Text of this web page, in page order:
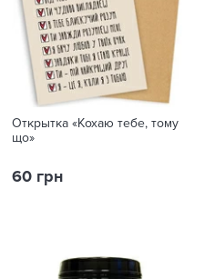
Открытка «Кохаю тебе, тому
що»
60 грн